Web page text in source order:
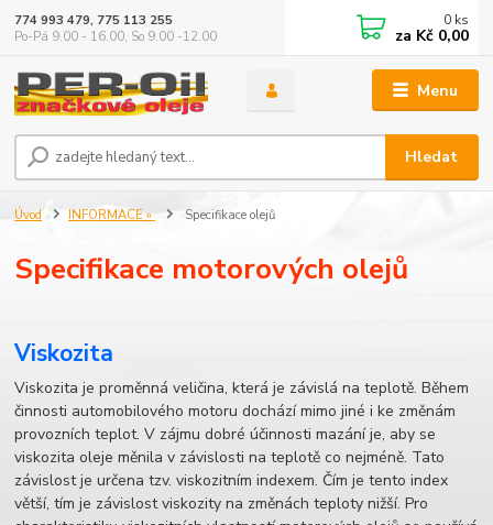
Menu
Hledat
774 993 479, 775 113 255
Po-Pá 9.00 - 16.00, So 9.00 -12.00
0 ks
za Kč 0,00
Úvod INFORMACE » Specifikace olejů
Specifikace motorových olejů
Viskozita
Viskozita je proměnná veličina, která je závislá na teplotě. Během
činnosti automobilového motoru dochází mimo jiné i ke změnám
provozních teplot. V zájmu dobré účinnosti mazání je, aby se
viskozita oleje měnila v závislosti na teplotě co nejméně. Tato
závislost je určena tzv. viskozitním indexem. Čím je tento index
větší, tím je závislost viskozity na změnách teploty nižší. Pro